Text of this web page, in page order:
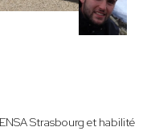
Strasbourg et habilité